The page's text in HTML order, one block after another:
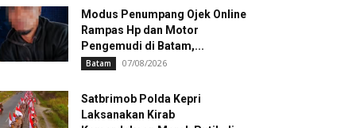
Modus Penumpang Ojek Online
Rampas Hp dan Motor
Pengemudi di Batam,...
Batam 07/08/2026
Satbrimob Polda Kepri
Laksanakan Kirab